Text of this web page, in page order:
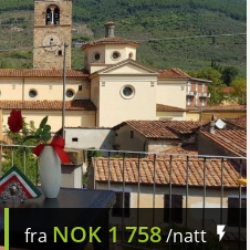
fra NOK 1 758/natt